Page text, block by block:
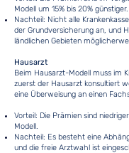
Modell um 15% bis 20% günstiger.
Nachteil: Nicht alle
der Grundversicherung an, und
ländlichen Gebieten
Hausarzt
Beim Hausarzt-Modell muss im
zuerst der Hausarzt konsultiert
eine Überweisung an einen
Vorteil: Die Prämien sind
Modell.
Nachteil: Es besteht eine
und die freie Arztwahl ist